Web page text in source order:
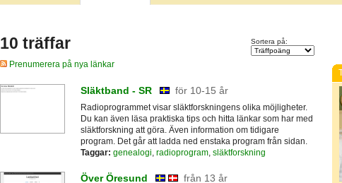
10 träffar Sortera på:
Prenumerera på nya länkar
Släktband - SR för 10-15 år
Radioprogrammet visar släktforskningens olika möjligheter.
Du kan även läsa praktiska tips och hitta länkar som har med
släktforskning att göra. Även information om tidigare
program. Det går att ladda ned enstaka program från sidan.
Taggar: genealogi radioprogram, släktforskning
Över Öresund från 13 år